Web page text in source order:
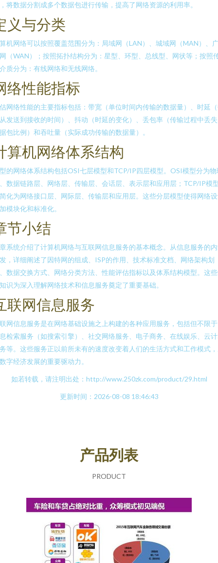
将数据分割成多个数据包进行传输，提高了网络资源的利用率。
义与分类
机网络可以按照覆盖范围分为：局域网（LAN）、城域网（MAN）、
（WAN）；按照拓扑结构分为：星型、环型、总线型、网状等；按照
质分为：有线网络和无线网络。
络性能指标
网络性能的主要指标包括：带宽（单位时间内传输的数据量）、时延
发送到接收的时间）、抖动（时延的变化）、丢包率（传输过程中丢
包比例）和吞吐量（实际成功传输的数据量）。
算机网络体系结构
的网络体系结构包括OSI七层模型和TCP/IP四层模型。OSI模型分为物
数据链路层、网络层、传输层、会话层、表示层和应用层；TCP/IP模
化为网络接口层、网际层、传输层和应用层。这些分层模型使得网络
模块化和标准化。
节小结
系统介绍了计算机网络与互联网信息服务的基本概念。从信息服务的
，详细阐述了因特网的组成、ISP的作用、技术标准文档、网络架构划
数据交换方式、网络分类方法、性能评估指标以及体系结构模型。这
识为深入理解网络技术和信息服务奠定了重要基础。
联网信息服务
网信息服务是在网络基础设施之上构建的各种应用服务，包括但不限
检索服务（如搜索引擎）、社交网络服务、电子商务、在线娱乐、云
等。这些服务正以前所未有的速度改变着人们的生活方式和工作模式
字经济发展的重要驱动力。
如若转载，请注明出处：http://www.250zk.com/product/29.html
更新时间：2026-08-08 18:46:43
产品列表
PRODUCT